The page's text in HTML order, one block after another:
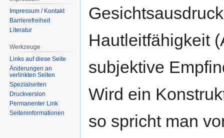
Hautleitfähigkeit
subjektive
Wird ein
so spricht man
Impressum / Kontakt
Barrierefreiheit
Literatur
Werkzeuge
Links auf diese Seite
Änderungen an
verlinkten Seiten
Spezialseiten
Druckversion
Permanenter Link
Seiten­informationen